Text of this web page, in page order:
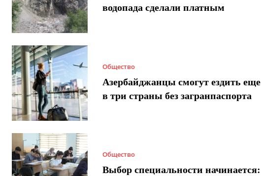
водопада сделали платным
Общество
Азербайджанцы смогут ездить еще
в три страны без загранпаспорта
Общество
Выбор специальности начинается: